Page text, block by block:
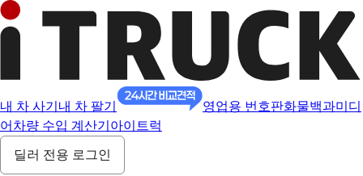
내 차 사기 내 차 팔기 영업용 번호판화물백과미디
어 차량 수입 계산기 아이트럭
딜러 전용 로그인